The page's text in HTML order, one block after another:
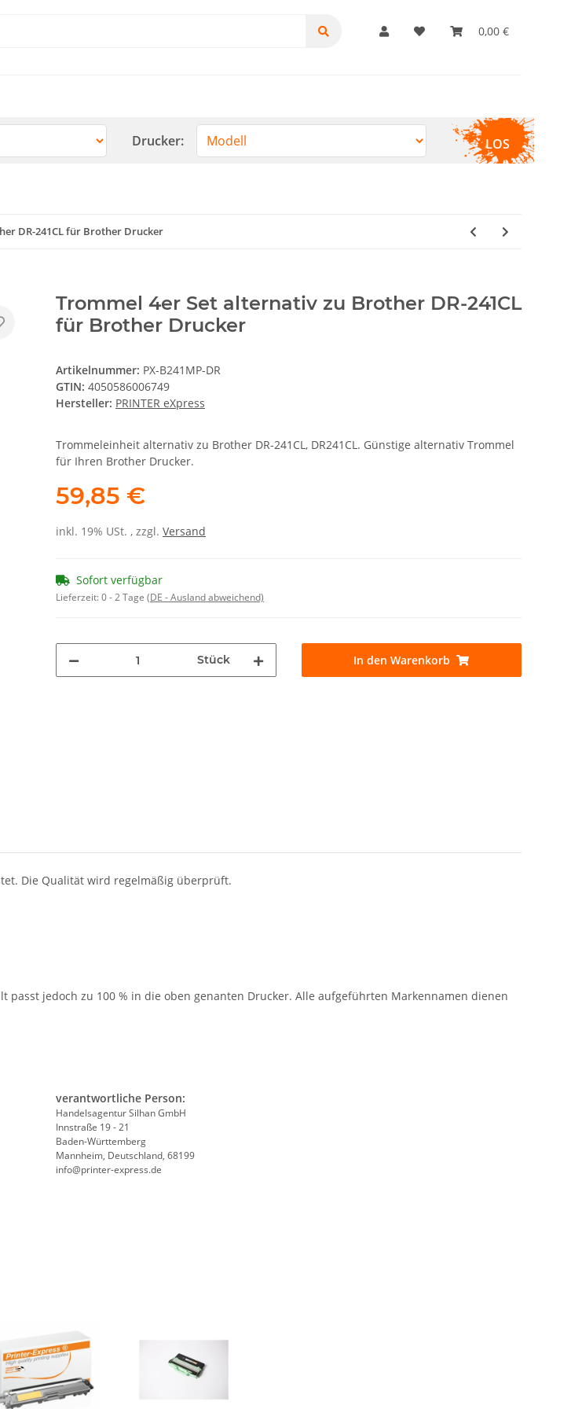
0,00 €
Drucker: LOS
DR-241CL für Brother Drucker
Trommel 4er Set alternativ zu Brother DR-241CL
für Brother Drucker
Artikelnummer: PX-B241MP-DR
GTIN: 4050586006749
Hersteller: PRINTER eXpress
Trommeleinheit alternativ zu Brother DR-241CL, DR241CL. Günstige alternativ Trommel
für Ihren Brother Drucker.
59,85 €
inkl. 19% USt. , zzgl. Versand
Sofort verfügbar
Lieferzeit:0 - 2 Tage (DE - Ausland abweichend)
Stück In den Warenkorb
Die Qualität wird regelmäßig überprüft.
passt jedoch zu 100 % in die oben genanten Drucker. Alle aufgeführten Markennamen dienen
verantwortliche Person:
Handelsagentur Silhan GmbH
Innstraße 19 - 21
Baden-Württemberg
Mannheim, Deutschland, 68199
info@printer-express.de